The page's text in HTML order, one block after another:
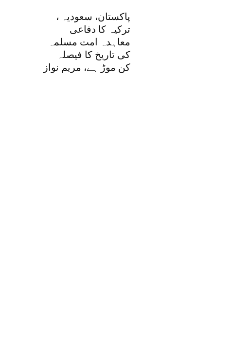
پاکستان، سعودیہ ،
ترکیہ کا دفاعی
معاہدہ امت مسلمہ
کی تاریخ کا فیصلہ
کن موڑ ہے، مریم نواز